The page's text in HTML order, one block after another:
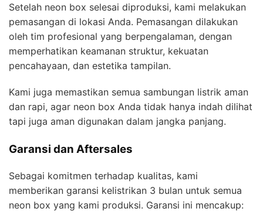
Setelah neon box selesai diproduksi, kami melakukan
pemasangan di lokasi Anda. Pemasangan dilakukan
oleh tim profesional yang berpengalaman, dengan
memperhatikan keamanan struktur, kekuatan
pencahayaan, dan estetika tampilan.
Kami juga memastikan semua sambungan listrik aman
dan rapi, agar neon box Anda tidak hanya indah dilihat
tapi juga aman digunakan dalam jangka panjang.
Garansi dan Aftersales
Sebagai komitmen terhadap kualitas, kami
memberikan garansi kelistrikan 3 bulan untuk semua
neon box yang kami produksi. Garansi ini mencakup: